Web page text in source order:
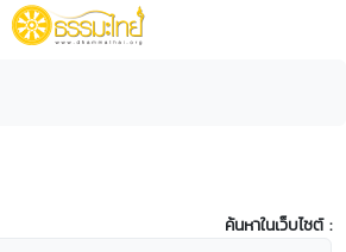
ค้นหาในเว็บไซต์ :